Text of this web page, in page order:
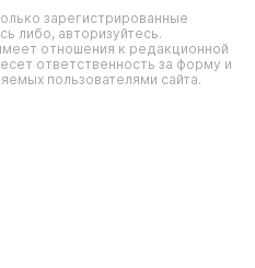
зарегистрированные
либо, авторизуйтесь.
отношения к редакционной
ответственность за форму и
пользователями сайта.